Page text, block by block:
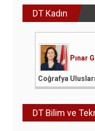
DT Kadın
Pınar
Coğrafya
DT Bilim ve